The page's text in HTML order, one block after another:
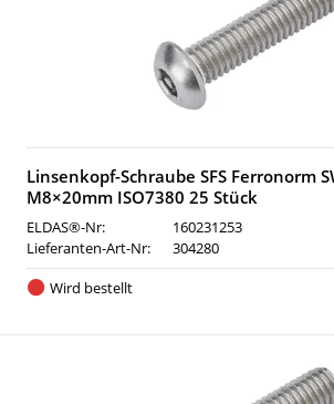
Linsenkopf-Schraube SFS Ferronorm
M8×20mm ISO7380 25 Stück
ELDAS®-Nr:
160231253
Lieferanten-Art-Nr:
304280
Wird bestellt